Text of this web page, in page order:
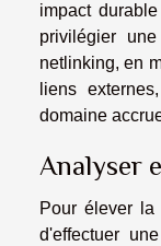
impact
privilégier
netlinking, en
liens
domaine
Analyser
Pour élever la
d'effectuer